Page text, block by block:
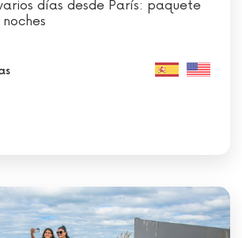
días desde París: paquete